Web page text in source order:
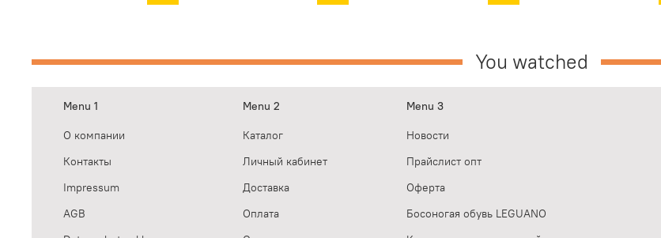
You watched
Menu 1
О компании
Контакты
Impressum
AGB
Menu 2
Каталог
Личный кабинет
Доставка
Оплата
Menu 3
Новости
Прайслист опт
Оферта
Босоногая обувь LEGUANO